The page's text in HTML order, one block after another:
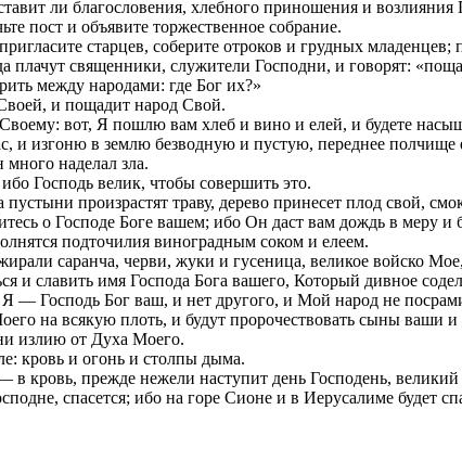
ли благословения, хлебного приношения и
пост и объявите торжественное собрание.
старцев, соберите отроков и грудных
священники, служители Господни, и говорят:
между народами: где Бог их?»
и пощадит народ Свой.
вот, Я пошлю вам хлеб и вино и елей, и будете
и изгоню в землю безводную и пустую, переднее
много наделал зла.
Господь велик, чтобы совершить это.
произрастят траву, дерево принесет плод свой,
о Господе Боге вашем; ибо Он даст вам дождь в меру
подточилия виноградным соком и елеем.
саранча, черви, жуки и гусеница, великое войско
и славить имя Господа Бога вашего, Который дивное
— Господь Бог ваш, и нет другого, и Мой народ не
на всякую плоть, и будут пророчествовать сыны
излию от Духа Моего.
кровь и огонь и столпы дыма.
в кровь, прежде нежели наступит день Господень,
спасется; ибо на горе Сионе и в Иерусалиме будет